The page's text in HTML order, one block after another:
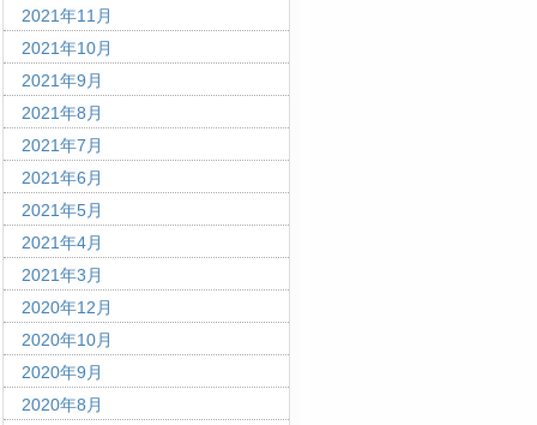
2021年11月
2021年10月
2021年9月
2021年8月
2021年7月
2021年6月
2021年5月
2021年4月
2021年3月
2020年12月
2020年10月
2020年9月
2020年8月